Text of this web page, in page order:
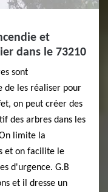
et
dans le 73210
sont
de les réaliser pour
on peut créer des
des arbres dans les
limite la
et on facilite le
d'urgence. G.B
et il dresse un